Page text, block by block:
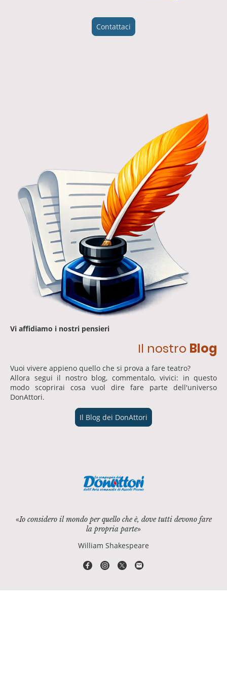
Contattaci
Vi affidiamo i nostri pensieri
Il nostro Blog
Vuoi vivere appieno quello che si prova a fare teatro?
Allora segui il nostro blog, commentalo, vivici: in questo
modo scoprirai cosa vuol dire fare parte dell'universo
DonAttori.
Il Blog dei DonAttori
«Io considero il mondo per quello che è, dove tutti devono fare
la propria parte»
William Shakespeare